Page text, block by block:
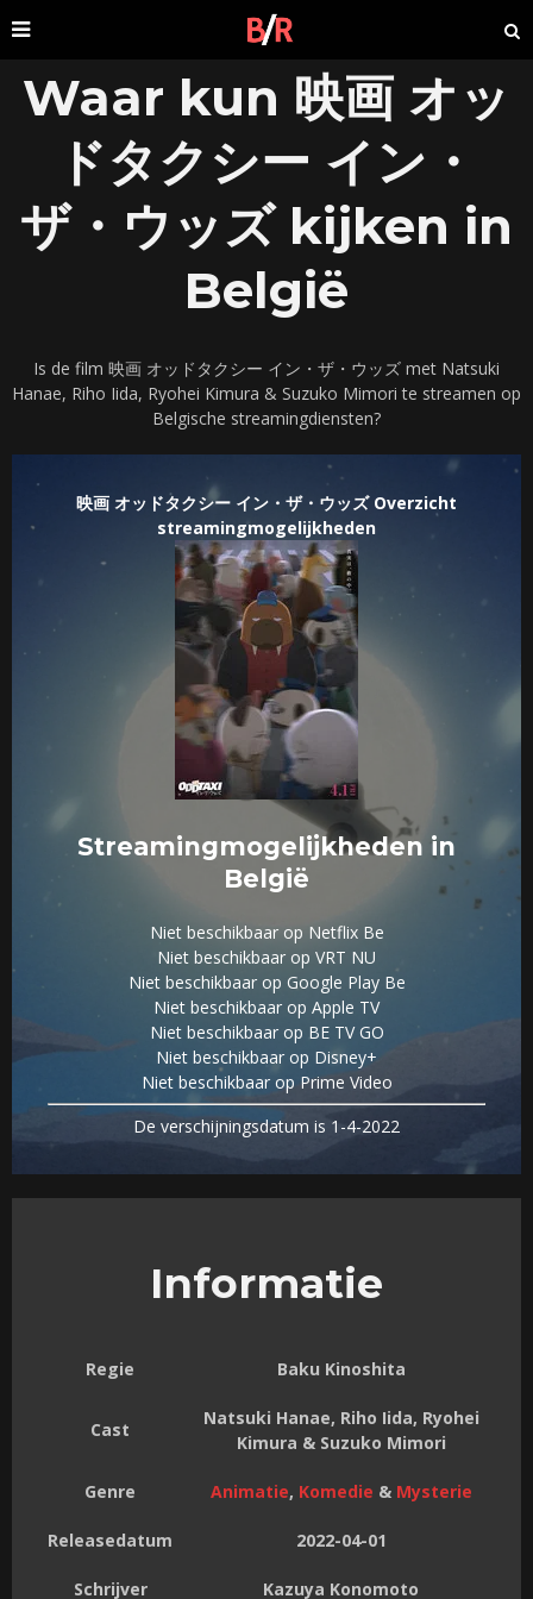
Waar kun 映画 オッ
ドタクシー イン・
ザ・ウッズ kijken in
België
Is de film 映画 オッドタクシー イン・ザ・ウッズ met Natsuki
Hanae, Riho Iida, Ryohei Kimura & Suzuko Mimori te streamen op
Belgische streamingdiensten?
映画 オッドタクシー イン・ザ・ウッズ Overzicht
streamingmogelijkheden
Streamingmogelijkheden in
België
Niet beschikbaar op Netflix Be
Niet beschikbaar op VRT NU
Niet beschikbaar op Google Play Be
Niet beschikbaar op Apple TV
Niet beschikbaar op BE TV GO
Niet beschikbaar op Disney+
Niet beschikbaar op Prime Video
De verschijningsdatum is 1-4-2022
Informatie
Regie Baku Kinoshita
Cast
Natsuki Hanae, Riho Iida, Ryohei
Kimura & Suzuko Mimori
Genre Animatie, Komedie & Mysterie
Releasedatum 2022-04-01
Schrijver Kazuya Konomoto